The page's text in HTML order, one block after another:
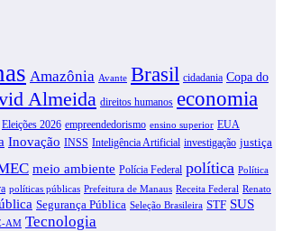
Amazônia Avante Brasil cidadania Copa do
Almeida direitos humanos economia
Eleições 2026 empreendedorismo ensino superior EUA
Inovação INSS Inteligência Artificial investigação justiça
meio ambiente Polícia Federal política Política
políticas públicas Prefeitura de Manaus Receita Federal Renato
Segurança Pública Seleção Brasileira STF SUS
AM Tecnologia